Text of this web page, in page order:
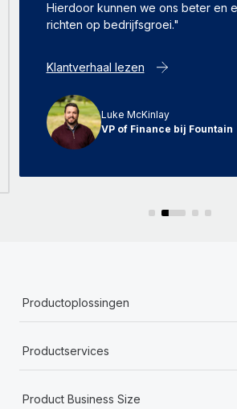
Hierdoor kunnen we ons beter en
richten op bedrijfsgroei."
Klantverhaal lezen
Luke McKinlay
VP of Finance bij Fountain
Productoplossingen
Productservices
Product Business Size